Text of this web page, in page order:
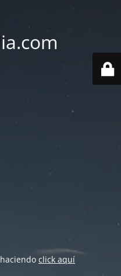
click aquí